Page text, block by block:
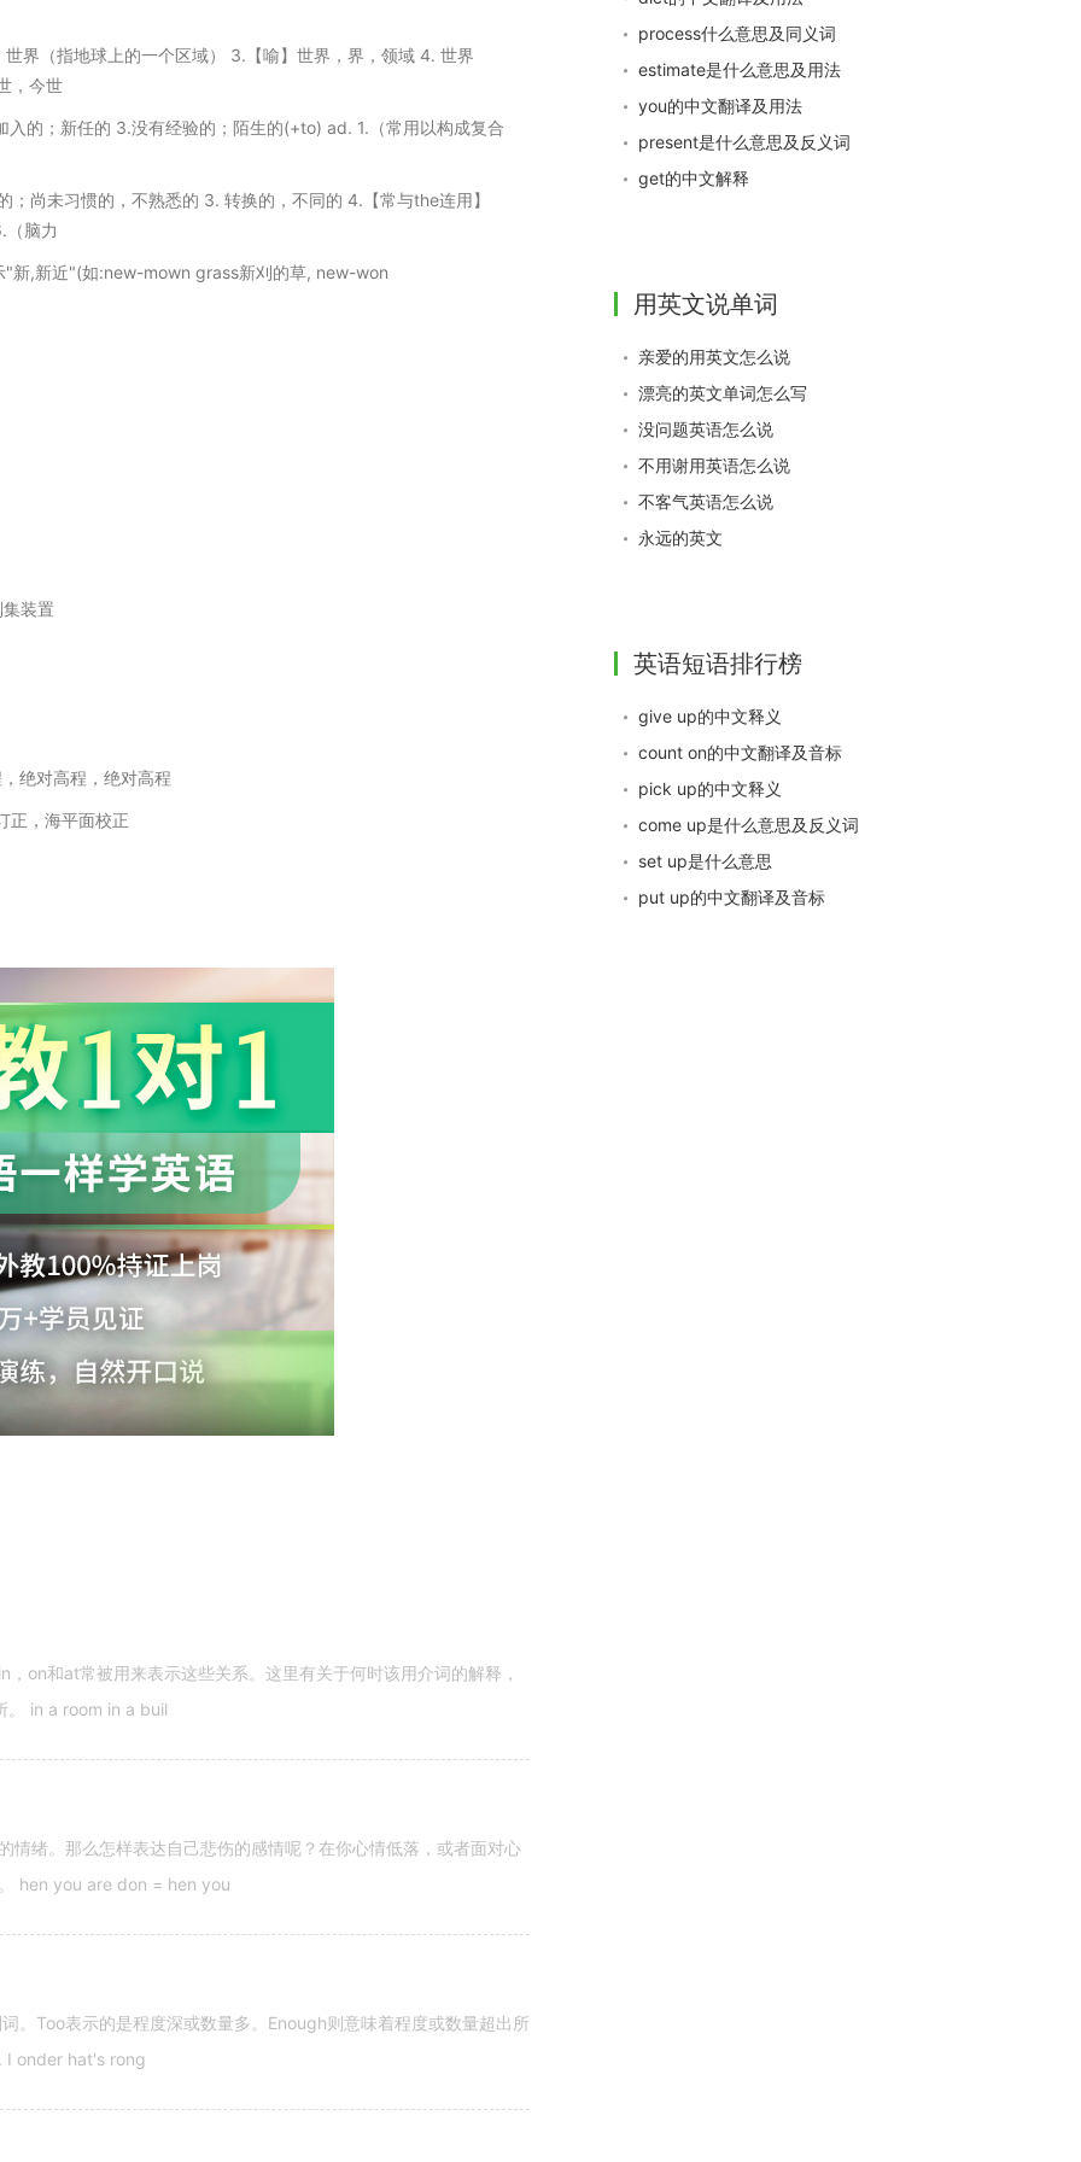
界（指地球上的一个区域） 3.【喻】世界，界，领域 4. 世界
，今世
入的；新任的 3.没有经验的；陌生的(+to) ad. 1.（常用以构成复合
尚未习惯的，不熟悉的 3. 转换的，不同的 4.【常与the连用】
（脑力
"新,新近"(如:new-mown grass新刈的草, new-won
装置
绝对高程，绝对高程
正，海平面校正
on和at常被用来表示这些关系。这里有关于何时该用介词的解释，
。 in a room in a buil
情绪。那么怎样表达自己悲伤的感情呢？在你心情低落，或者面对心
hen you are don = hen you
Too表示的是程度深或数量多。Enough则意味着程度或数量超出所
I onder hat's rong
process什么意思及同义词
estimate是什么意思及用法
you的中文翻译及用法
present是什么意思及反义词
get的中文解释
用英文说单词
亲爱的用英文怎么说
漂亮的英文单词怎么写
没问题英语怎么说
不用谢用英语怎么说
不客气英语怎么说
永远的英文
英语短语排行榜
give up的中文释义
count on的中文翻译及音标
pick up的中文释义
come up是什么意思及反义词
set up是什么意思
put up的中文翻译及音标